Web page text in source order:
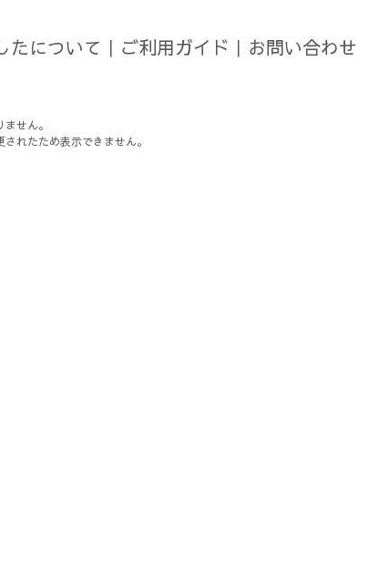
たについて ｜ ご利用ガイド ｜ お問い合わせ
せん。
れたため表示できません。